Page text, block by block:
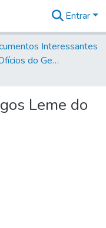
Entrar
Interessantes
Volume 92 - Ofícios do General D. Luiz aos diversos funcionários da Capitania (1768- 1772)
Leme do